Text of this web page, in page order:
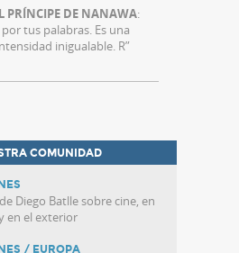
PRÍNCIPE DE NANAWA:
tus palabras. Es una
inigualable. R”
COMUNIDAD
Diego Batlle sobre cine, en
en el exterior
/ EUROPA